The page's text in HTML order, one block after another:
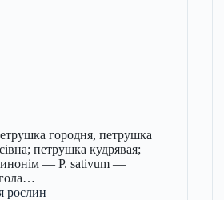
городня, петрушка
петрушка кудрявая;
— P. sativum —
гола…
рослин